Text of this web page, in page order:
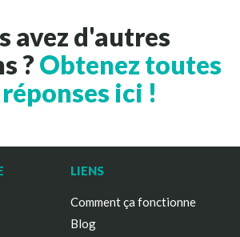
avez d'autres
? Obtenez toutes
ici !
LIENS
Comment ça fonctionne
Blog